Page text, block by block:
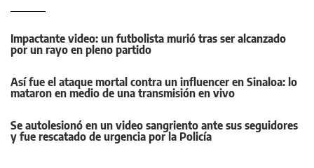
Impactante video: un futbolista murió tras ser alcanzado
por un rayo en pleno partido
Así fue el ataque mortal contra un influencer en Sinaloa: lo
mataron en medio de una transmisión en vivo
Se autolesionó en un video sangriento ante sus seguidores
y fue rescatado de urgencia por la Policía